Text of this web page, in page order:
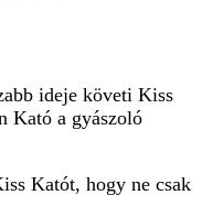
ideje követi Kiss
Kató a gyászoló
Katót, hogy ne csak